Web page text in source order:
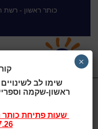
כותר ראשון - רשת
שימו לב
ראשון-שקמה
שעות פתיחת
×